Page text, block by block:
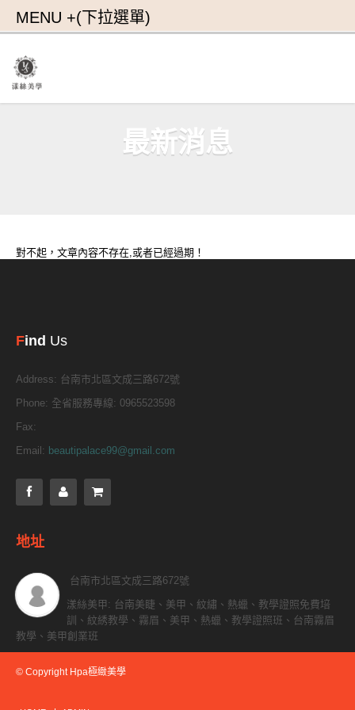
最新消息
對不起，文章內容不存在,或者已經過期！
Find Us
Address: 台南市北區文成三路672號
Phone: 全省服務專線: 0965523598
Fax:
Email: beautipalace99@gmail.com
地址
台南市北區文成三路672號
漾絲美甲: 台南美睫、美甲、紋繡、熱蠟、教學證照免費培
訓、紋綉教學、霧眉、美甲、熱蠟、教學證照班、台南霧眉
教學、美甲創業班
© Copyright Hpa極緻美學